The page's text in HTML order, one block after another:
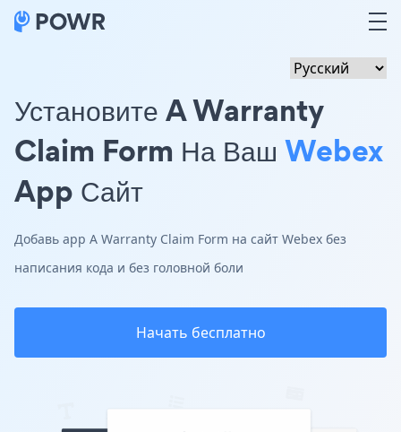
Установите A Warranty
Claim Form На Ваш Webex
App Сайт
Добавь app A Warranty Claim Form на сайт Webex без
написания кода и без головной боли
Начать бесплатно